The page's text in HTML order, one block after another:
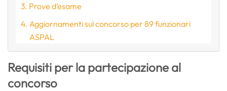
Prove d’esame
Aggiornamenti sul concorso per 89 funzionari
ASPAL
Requisiti per la partecipazione al
concorso